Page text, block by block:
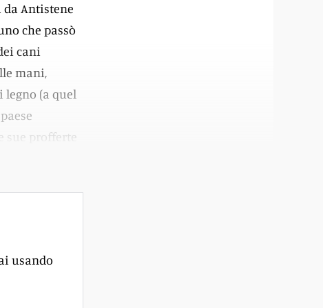
Antistene
che passò
cani
mani,
legno (a quel
sue profferte
usando